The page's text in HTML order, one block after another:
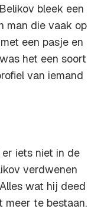
bleek een
man die vaak op
een pasje en
het een soort
van iemand
iets niet in de
verdwenen
wat hij deed
meer te bestaan.